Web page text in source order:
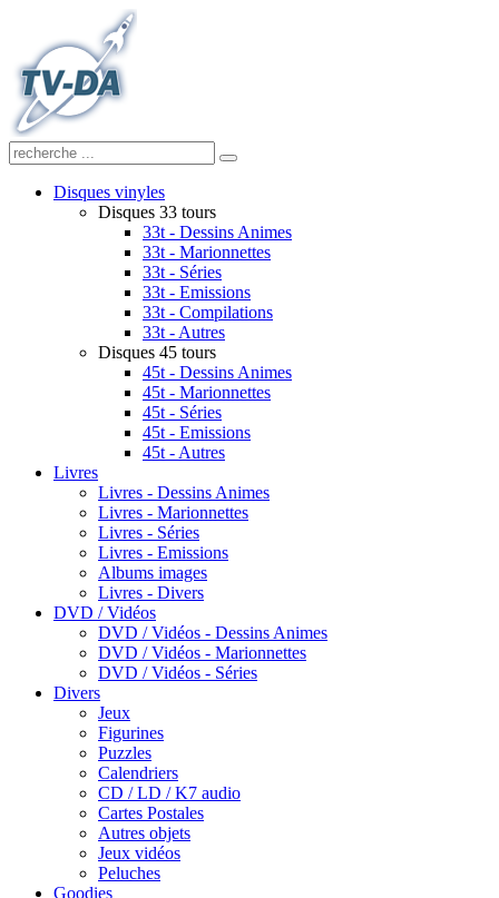
Disques vinyles
Disques 33 tours
33t - Dessins Animes
33t - Marionnettes
33t - Séries
33t - Emissions
33t - Compilations
33t - Autres
Disques 45 tours
45t - Dessins Animes
45t - Marionnettes
45t - Séries
45t - Emissions
45t - Autres
Livres
Livres - Dessins Animes
Livres - Marionnettes
Livres - Séries
Livres - Emissions
Albums images
Livres - Divers
DVD / Vidéos
DVD / Vidéos - Dessins Animes
DVD / Vidéos - Marionnettes
DVD / Vidéos - Séries
Divers
Jeux
Figurines
Puzzles
Calendriers
CD / LD / K7 audio
Cartes Postales
Autres objets
Jeux vidéos
Peluches
Goodies